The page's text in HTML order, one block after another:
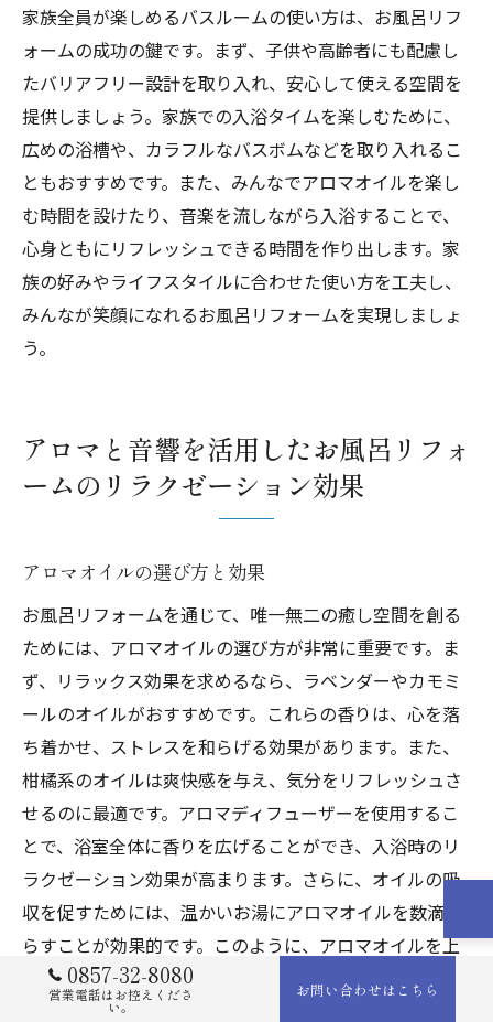
家族全員が楽しめるバスルームの使い方は、お風呂リフ
ォームの成功の鍵です。まず、子供や高齢者にも配慮し
たバリアフリー設計を取り入れ、安心して使える空間を
提供しましょう。家族での入浴タイムを楽しむために、
広めの浴槽や、カラフルなバスボムなどを取り入れるこ
ともおすすめです。また、みんなでアロマオイルを楽し
む時間を設けたり、音楽を流しながら入浴することで、
心身ともにリフレッシュできる時間を作り出します。家
族の好みやライフスタイルに合わせた使い方を工夫し、
みんなが笑顔になれるお風呂リフォームを実現しましょ
う。
アロマと音響を活用したお風呂リフォ
ームのリラクゼーション効果
アロマオイルの選び方と効果
お風呂リフォームを通じて、唯一無二の癒し空間を創る
ためには、アロマオイルの選び方が非常に重要です。ま
ず、リラックス効果を求めるなら、ラベンダーやカモミ
ールのオイルがおすすめです。これらの香りは、心を落
ち着かせ、ストレスを和らげる効果があります。また、
柑橘系のオイルは爽快感を与え、気分をリフレッシュさ
せるのに最適です。アロマディフューザーを使用するこ
とで、浴室全体に香りを広げることができ、入浴時のリ
ラクゼーション効果が高まります。さらに、オイルの吸
収を促すためには、温かいお湯にアロマオイルを数滴垂
らすことが効果的です。このように、アロマオイルを上
手に取り入れることで、お風呂リフォーム後の空間がさ
らに特別なものになります。
0857-32-8080
営業電話はお控えくださ
い。
お問い合わせはこちら